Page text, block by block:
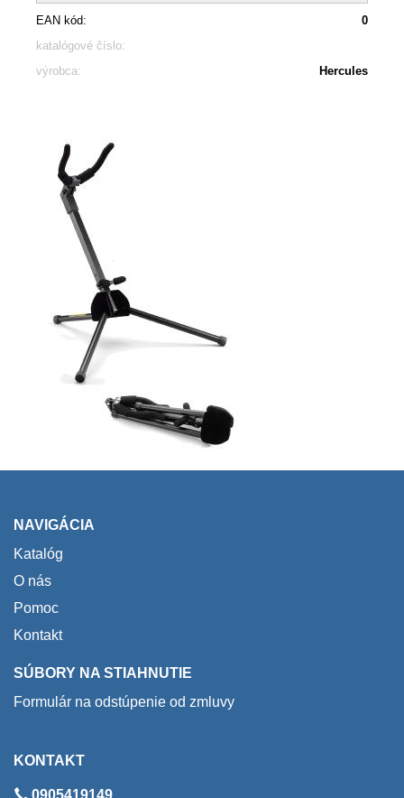
EAN kód:
0
katalógové číslo:
výrobca:
Hercules
NAVIGÁCIA
Katalóg
O nás
Pomoc
Kontakt
SÚBORY NA STIAHNUTIE
Formulár na odstúpenie od zmluvy
KONTAKT